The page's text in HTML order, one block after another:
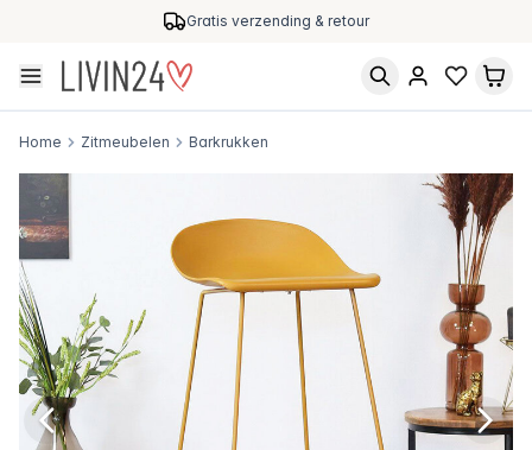
Gratis verzending & retour
Home Zitmeubelen Barkrukken